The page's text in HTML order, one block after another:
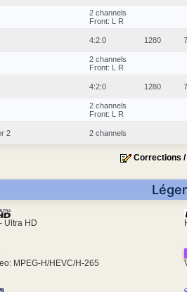
2 channels
Front: L R
4:2:0 1280
2 channels
Front: L R
4:2:0 1280
2 channels
Front: L R
2 2 channels
Corrections
Ultra HD
MPEG-H/HEVC/H-265